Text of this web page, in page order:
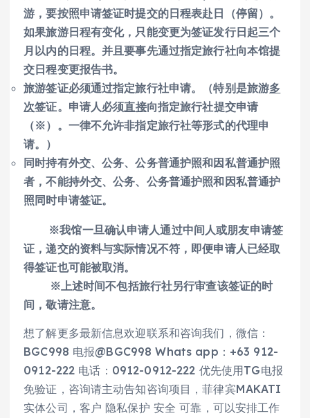
游，要按照申请签证时提交的日程表赴日（停留）。
如果旅游日程有变化，只能变更为签证发行日起三个
月以内的日程。并且要事先通过指定旅行社向本馆提
交日程变更报告书。
旅游签证必须通过指定旅行社申请。（特别是旅游多
次签证。申请人必须直接向指定旅行社提交申请
（※）。一律不允许非指定旅行社等形式的代理申
请。）
同时持有外交、公务、公务普通护照和因私普通护照
者，不能持外交、公务、公务普通护照和因私普通护
照同时申请签证。
※我馆一旦确认申请人通过中间人或朋友申请签
证，递交的资料与实际情况不符，即便申请人已经取
得签证也可能被取消。
※上述时间不包括旅行社另行审查该签证的时
间，敬请注意。
想了解更多最新信息欢迎联系和咨询我们，微信：
BGC998 电报@BGC998 Whats app：+63 912-
0912-222 电话：0912-0912-222 优先使用TG电报
免验证，咨询请主动告知咨询项目，菲律宾MAKATI
实体公司，客户 隐私保护 安全 可靠，可以安排工作